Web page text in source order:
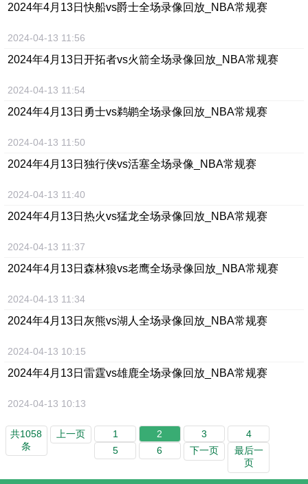
2024年4月13日快船vs爵士全场录像回放_NBA常规赛
2024-04-13 11:56
2024年4月13日开拓者vs火箭全场录像回放_NBA常规赛
2024-04-13 11:54
2024年4月13日勇士vs鹈鹕全场录像回放_NBA常规赛
2024-04-13 11:50
2024年4月13日独行侠vs活塞全场录像_NBA常规赛
2024-04-13 11:40
2024年4月13日热火vs猛龙全场录像回放_NBA常规赛
2024-04-13 11:37
2024年4月13日森林狼vs老鹰全场录像回放_NBA常规赛
2024-04-13 11:34
2024年4月13日灰熊vs湖人全场录像回放_NBA常规赛
2024-04-13 10:15
2024年4月13日雷霆vs雄鹿全场录像回放_NBA常规赛
2024-04-13 10:13
共1058
条
上一页 1 2 3
4
5
6 下一页
最后一
页